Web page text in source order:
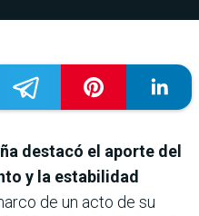
destacó el aporte del
y la estabilidad
de un acto de su